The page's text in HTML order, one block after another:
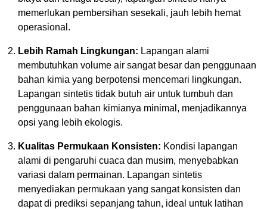
memerlukan pembersihan sesekali, jauh lebih hemat
operasional.
Lebih Ramah Lingkungan: Lapangan alami
membutuhkan volume air sangat besar dan penggunaan
bahan kimia yang berpotensi mencemari lingkungan.
Lapangan sintetis tidak butuh air untuk tumbuh dan
penggunaan bahan kimianya minimal, menjadikannya
opsi yang lebih ekologis.
Kualitas Permukaan Konsisten: Kondisi lapangan
alami di pengaruhi cuaca dan musim, menyebabkan
variasi dalam permainan. Lapangan sintetis
menyediakan permukaan yang sangat konsisten dan
dapat di prediksi sepanjang tahun, ideal untuk latihan